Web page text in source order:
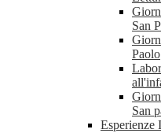
San
Paolo
San
Esperienze